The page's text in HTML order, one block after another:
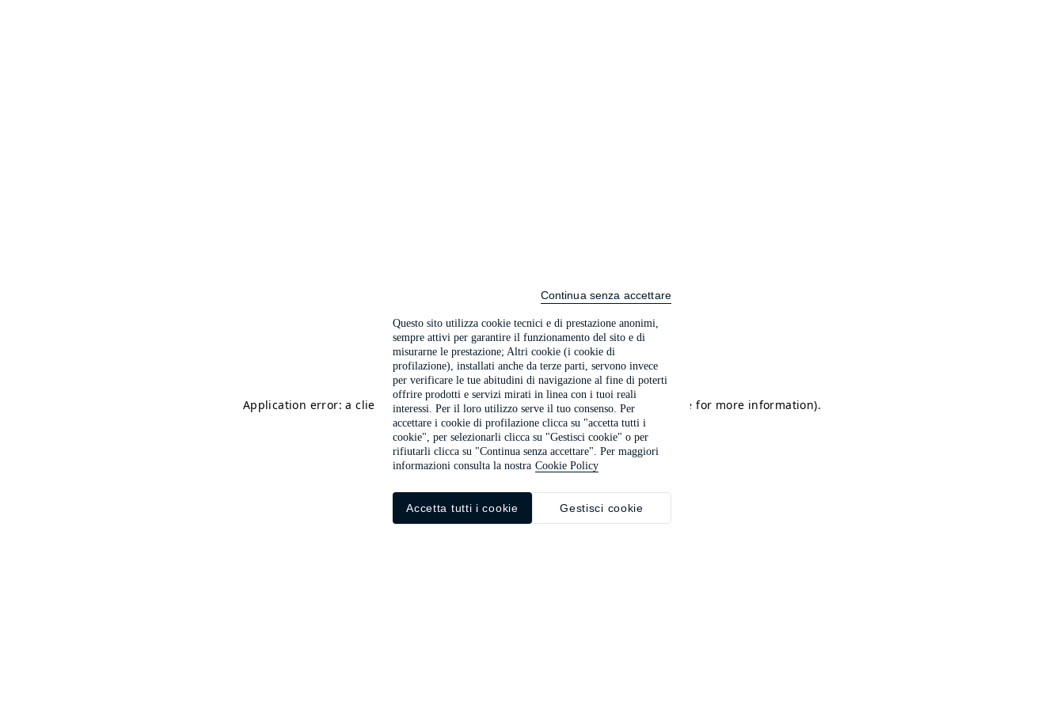
Application error: a client-side exception has occurred (see the browser console for more information).
Questo sito utilizza cookie tecnici e di prestazione anonimi,
sempre attivi per garantire il funzionamento del sito e di
misurarne le prestazione; Altri cookie (i cookie di
profilazione), installati anche da terze parti, servono invece
per verificare le tue abitudini di navigazione al fine di poterti
offrire prodotti e servizi mirati in linea con i tuoi reali
interessi. Per il loro utilizzo serve il tuo consenso. Per
accettare i cookie di profilazione clicca su "accetta tutti i
cookie", per selezionarli clicca su "Gestisci cookie" o per
rifiutarli clicca su "Continua senza accettare". Per maggiori
informazioni consulta la nostra Cookie Policy
Gestisci cookie
Accetta tutti i cookie
Continua senza accettare